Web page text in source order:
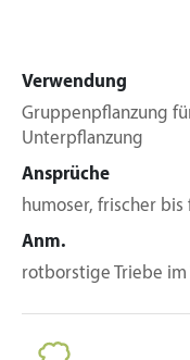
Verwendung
Gruppenpflanzung
Unterpflanzung
Ansprüche
humoser, frischer
Anm.
rotborstige Triebe